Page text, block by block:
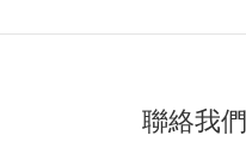
聯絡我們